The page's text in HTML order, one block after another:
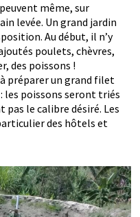
même, sur
levée. Un grand jardin
Au début, il n’y
poulets, chèvres,
des poissons !
préparer un grand filet
les poissons seront triés
pas le calibre désiré. Les
des hôtels et